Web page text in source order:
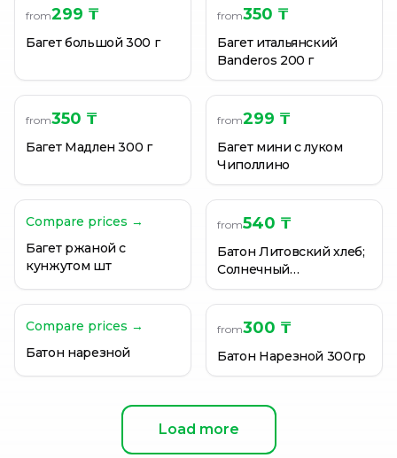
from299 ₸
Багет большой 300 г
from350 ₸
Багет итальянский
Banderos 200 г
from350 ₸
Багет Мадлен 300 г
from299 ₸
Багет мини с луком
Чиполлино
Compare prices →
Багет ржаной с
кунжутом шт
from540 ₸
Батон Литовский хлеб;
Солнечный
нарезанный 0,350КГ
Compare prices →
Батон нарезной
from300 ₸
Батон Нарезной 300гр
Load more